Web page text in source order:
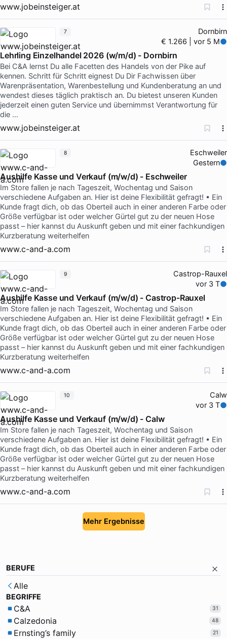
www.jobeinsteiger.at
Dornbirn
€ 1.266 | vor 5 M
Lehrling Einzelhandel 2026 (w/m/d) - Dornbirn
Bei C&A lernst Du alle Facetten des Handels von der Pike auf
kennen. Schritt für Schritt eignest Du Dir Fachwissen über
Warenpräsentation, Warenbestellung und Kundenberatung an und
wendest dieses täglich praktisch an. Du bietest unseren Kunden
jederzeit einen guten Service und übernimmst Verantwortung für
die …
www.jobeinsteiger.at
7
Eschweiler
Gestern
Aushilfe Kasse und Verkauf (m/w/d) - Eschweiler
Im Store fallen je nach Tageszeit, Wochentag und Saison
verschiedene Aufgaben an. Hier ist deine Flexibilität gefragt! • Ein
Kunde fragt dich, ob das Oberteil auch in einer anderen Farbe oder
Größe verfügbar ist oder welcher Gürtel gut zu der neuen Hose
passt – hier kannst du Auskunft geben und mit einer fachkundigen
Kurzberatung weiterhelfen
www.c-and-a.com
8
Castrop-Rauxel
vor 3 T
Aushilfe Kasse und Verkauf (m/w/d) - Castrop-Rauxel
Im Store fallen je nach Tageszeit, Wochentag und Saison
verschiedene Aufgaben an. Hier ist deine Flexibilität gefragt! • Ein
Kunde fragt dich, ob das Oberteil auch in einer anderen Farbe oder
Größe verfügbar ist oder welcher Gürtel gut zu der neuen Hose
passt – hier kannst du Auskunft geben und mit einer fachkundigen
Kurzberatung weiterhelfen
www.c-and-a.com
9
Calw
vor 3 T
Aushilfe Kasse und Verkauf (m/w/d) - Calw
Im Store fallen je nach Tageszeit, Wochentag und Saison
verschiedene Aufgaben an. Hier ist deine Flexibilität gefragt! • Ein
Kunde fragt dich, ob das Oberteil auch in einer anderen Farbe oder
Größe verfügbar ist oder welcher Gürtel gut zu der neuen Hose
passt – hier kannst du Auskunft geben und mit einer fachkundigen
Kurzberatung weiterhelfen
www.c-and-a.com
10
Mehr Ergebnisse
BERUFE
Alle
BEGRIFFE
C&A 31
Calzedonia 48
Ernsting’s family 21